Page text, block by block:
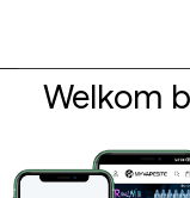
Welkom